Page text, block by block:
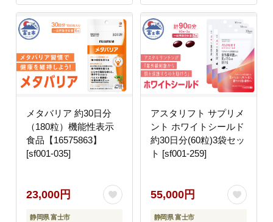
メタバリア 約30日分
（180粒）機能性表示
食品【16575863】
[sf001-035]
23,000円
静岡県 富士市
アスタリフト サプリメ
ント ホワイトシールド
約30日分(60粒)3袋セッ
ト [sf001-259]
55,000円
静岡県 富士市